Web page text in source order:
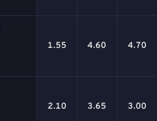
1.55 4.60 4.70
2.10 3.65 3.00